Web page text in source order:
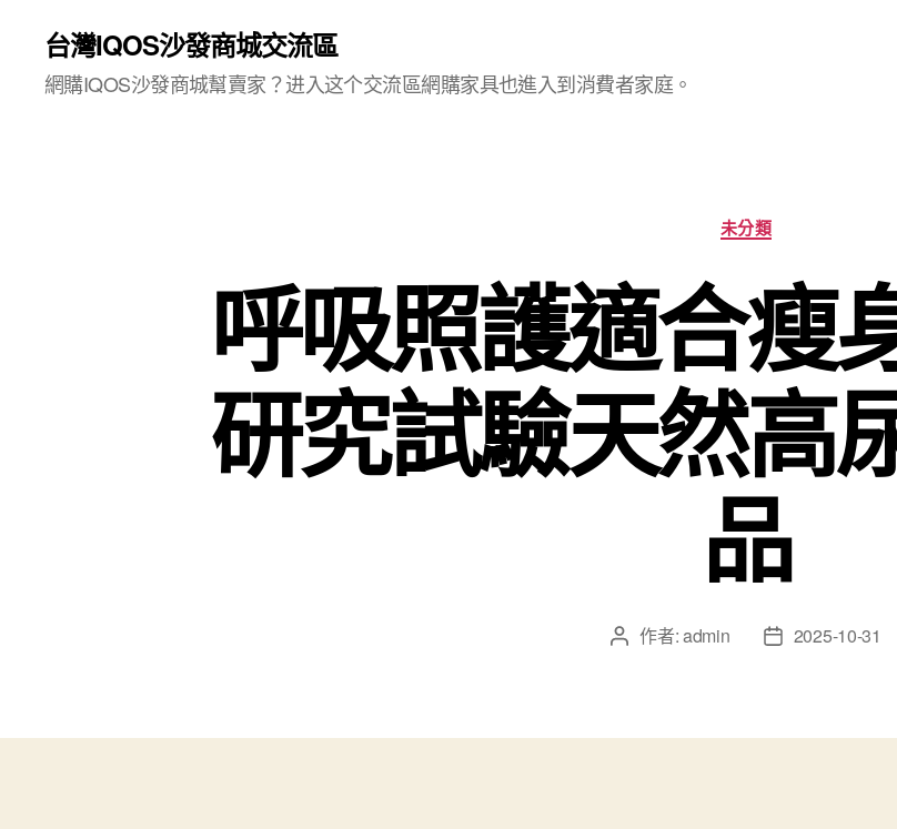
台灣IQOS沙發商城交流區
網購IQOS沙發商城幫賣家？进入这个交流區網購家具也進入到消費者家庭。
分
類
未分類
呼吸照護適合瘦
研究試驗天然高
品
文 作者:admin
文
日
2025-10-31